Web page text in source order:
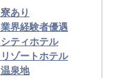
寮あり
業界経験者優遇
シティホテル
リゾートホテル
温泉地